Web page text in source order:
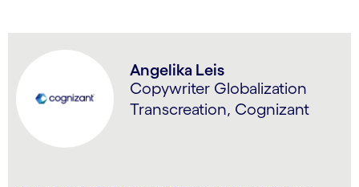
Angelika Leis
Copywriter Globalization
Transcreation, Cognizant